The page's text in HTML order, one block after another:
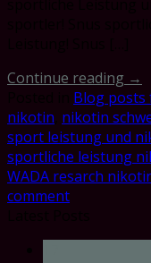
Continue reading →
Blog posts
nikotin nikotin
sport leistung und
sportliche leistung
WADA resarch
comment